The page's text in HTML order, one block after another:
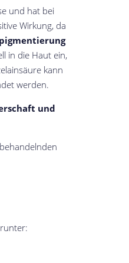
und hat bei
Wirkung, da
in die Haut ein,
kann
werden.
und